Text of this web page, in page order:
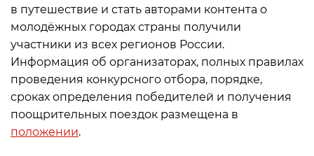
в путешествие и стать авторами контента о
молодёжных городах страны получили
участники из всех регионов России.
Информация об организаторах, полных правилах
проведения конкурсного отбора, порядке,
сроках определения победителей и получения
поощрительных поездок размещена в
положении.